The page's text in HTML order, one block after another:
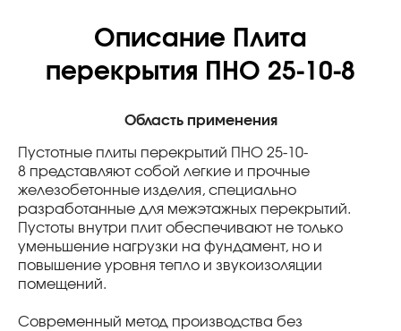
Описание Плита
перекрытия ПНО 25-10-8
Область применения
Пустотные плиты перекрытий ПНО 25-10-
8 представляют собой легкие и прочные
железобетонные изделия, специально
разработанные для межэтажных перекрытий.
Пустоты внутри плит обеспечивают не только
уменьшение нагрузки на фундамент, но и
повышение уровня тепло и звукоизоляции
помещений.
Современный метод производства без